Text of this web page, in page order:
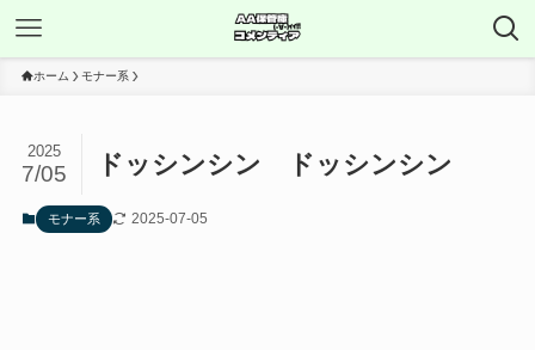
ホーム モナー系
ドッシンシン ドッシンシン
2025
7/05
モナー系 2025-07-05